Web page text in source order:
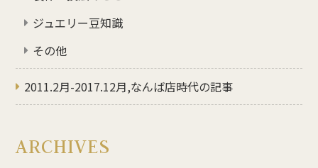
ジュエリー豆知識
その他
2011.2月-2017.12月,なんば店時代の記事
ARCHIVES